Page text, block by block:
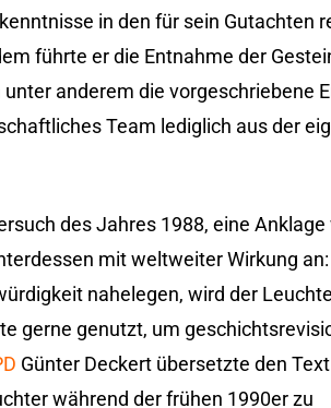
in den für sein Gutachten
führte er die Entnahme der
anderem die vorgeschriebene
Team lediglich aus der
des Jahres 1988, eine Anklage
mit weltweiter Wirkung
nahelegen, wird der
gerne genutzt, um
Günter Deckert übersetzte den Text
während der frühen 1990er zu